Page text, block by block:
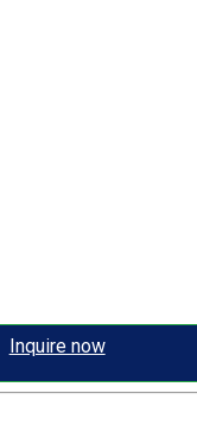
Inquire now